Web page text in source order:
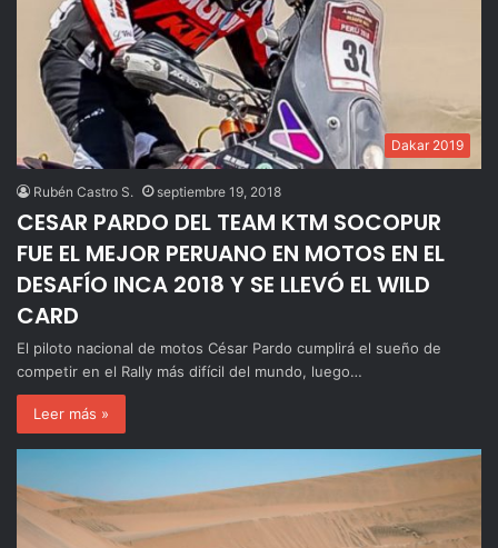
Dakar 2019
Rubén Castro S. septiembre 19, 2018
CESAR PARDO DEL TEAM KTM SOCOPUR
FUE EL MEJOR PERUANO EN MOTOS EN EL
DESAFÍO INCA 2018 Y SE LLEVÓ EL WILD
CARD
El piloto nacional de motos César Pardo cumplirá el sueño de
competir en el Rally más difícil del mundo, luego…
Leer más »